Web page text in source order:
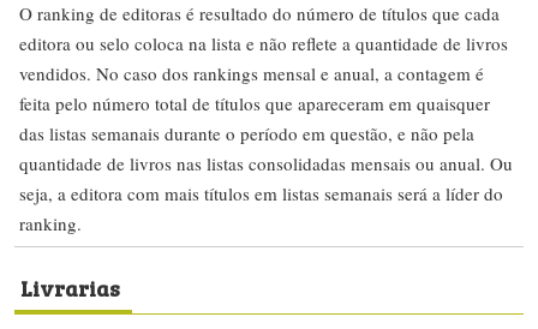
O ranking de editoras é resultado do número de títulos que cada
editora ou selo coloca na lista e não reflete a quantidade de livros
vendidos. No caso dos rankings mensal e anual, a contagem é
feita pelo número total de títulos que apareceram em quaisquer
das listas semanais durante o período em questão, e não pela
quantidade de livros nas listas consolidadas mensais ou anual. Ou
seja, a editora com mais títulos em listas semanais será a líder do
ranking.
Livrarias